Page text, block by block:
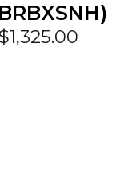
1,325.00